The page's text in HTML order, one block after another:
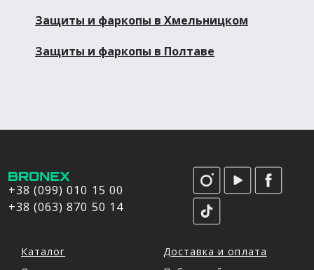
Защиты и фаркопы в Хмельницком
Защиты и фаркопы в Полтаве
+38 (099) 010 15 00
+38 (063) 870 50 14
Каталог
Доставка и оплата